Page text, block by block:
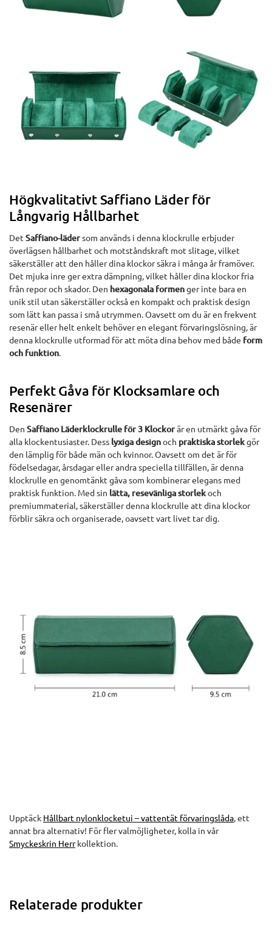
Högkvalitativt Saffiano Läder för
Långvarig Hållbarhet
Det Saffiano-lädersom används i denna klockrulle erbjuder
överlägsen hållbarhet och motståndskraft mot slitage, vilket
säkerställer att den håller dina klockor säkra i många år framöver.
Det mjuka inre ger extra dämpning, vilket håller dina klockor fria
från repor och skador. Den hexagonala formenger inte bara en
unik stil utan säkerställer också en kompakt och praktisk design
som lätt kan passa i små utrymmen. Oavsett om du är en frekvent
resenär eller helt enkelt behöver en elegant förvaringslösning, är
denna klockrulle utformad för att möta dina behov med både form
och funktion.
Perfekt Gåva för Klocksamlare och
Resenärer
Den Saffiano Läderklockrulle för 3 Klockorär en utmärkt gåva för
alla klockentusiaster. Dess lyxiga designoch praktiska storlekgör
den lämplig för både män och kvinnor. Oavsett om det är för
födelsedagar, årsdagar eller andra speciella tillfällen, är denna
klockrulle en genomtänkt gåva som kombinerar elegans med
praktisk funktion. Med sin lätta, resevänliga storlekoch
premiummaterial, säkerställer denna klockrulle att dina klockor
förblir säkra och organiserade, oavsett vart livet tar dig.
Upptäck Hållbart nylonklocketui – vattentät förvaringslåda, ett
annat bra alternativ! För fler valmöjligheter, kolla in vår
Smyckeskrin Herrkollektion.
Relaterade produkter